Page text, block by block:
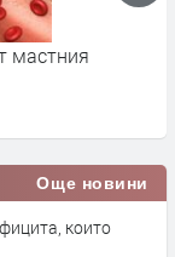
мастния
Още новини
които